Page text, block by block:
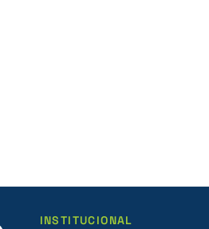
INSTITUCIONAL